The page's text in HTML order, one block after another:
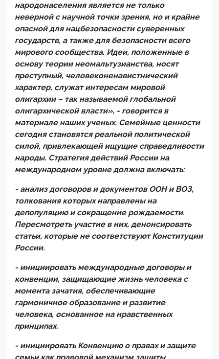
народонаселения является не только
неверной с научной точки зрения, но и крайне
опасной для нацбезопасности суверенных
государств, а также для безопасности всего
мирового сообщества. Идеи, положенные в
основу теории неомальтузианства, носят
преступный, человеконенавистнический
характер, служат интересам мировой
олигархии – так называемой глобальной
олигархической власти», - говорится в
материале наших ученых. Семейные ценности
сегодня становятся реальной политической
силой, привлекающей ищущие справедливости
народы. Стратегия действий России на
международном уровне должна включать:
- анализ договоров и документов ООН и ВОЗ,
толкования которых направлены на
депопуляцию и сокращение рождаемости.
Пересмотреть участие в них, денонсировать
статьи, которые не соответствуют Конституции
России.
- инициировать международные договоры и
конвенции, защищающие жизнь человека с
момента зачатия, обеспечивающие
гармоничное образование и развитие
человека, основанное на нравственных
принципах.
- инициировать Конвенцию о правах и защите